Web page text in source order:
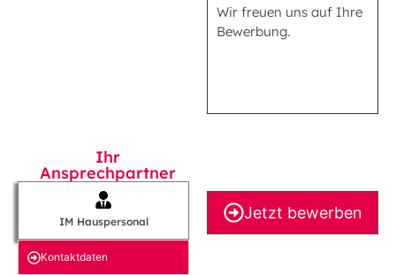
Wir freuen uns auf Ihre
Bewerbung.
Ihr
Ansprechpartner
IM Hauspersonal
Kontakt­daten
Jetzt bewerben